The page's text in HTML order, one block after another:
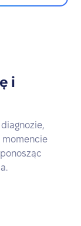
i
momencie